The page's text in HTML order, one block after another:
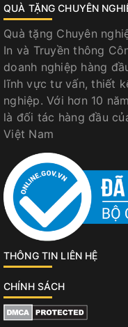
QUÀ TẶNG CHUYÊN
Quà tặng Chuyên
In và Truyền thông
doanh nghiệp hàng
lĩnh vực tư vấn, thiết
nghiệp. Với hơn 10
là đối tác hàng đầu
Việt Nam
THÔNG TIN LIÊN HỆ
CHÍNH SÁCH